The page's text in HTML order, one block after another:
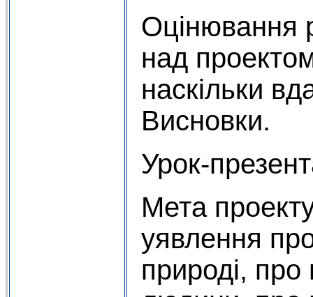
Оцінювання
над
наскільки
Висновки.
Урок-
Мета
уявлення
природі, про